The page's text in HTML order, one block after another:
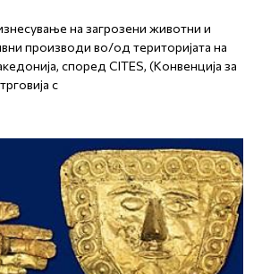
на загрозени животни и
производи во/од територијата на
според CITES, (Конвенција за
с